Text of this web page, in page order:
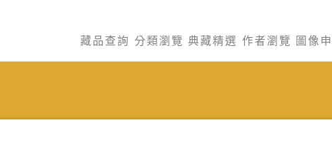
藏品查詢 分類瀏覽 典藏精選 作者瀏覽 圖像